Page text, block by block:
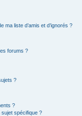
ma liste d’amis et d’ignorés ?
forums ?
?
?
sujet spécifique ?